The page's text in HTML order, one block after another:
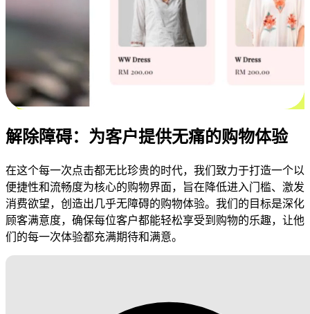
解除障碍：为客户提供无痛的购物体验
在这个每一次点击都无比珍贵的时代，我们致力于打造一个以
便捷性和流畅度为核心的购物界面，旨在降低进入门槛、激发
消费欲望，创造出几乎无障碍的购物体验。我们的目标是深化
顾客满意度，确保每位客户都能轻松享受到购物的乐趣，让他
们的每一次体验都充满期待和满意。